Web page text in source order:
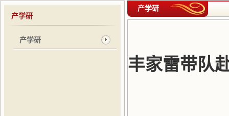
产学研
产学研
产学研
丰家雷带队